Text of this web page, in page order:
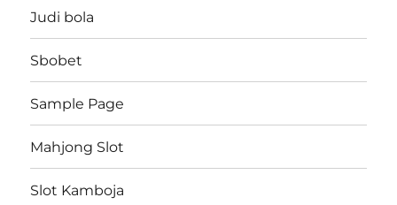
Judi bola
Sbobet
Sample Page
Mahjong Slot
Slot Kamboja